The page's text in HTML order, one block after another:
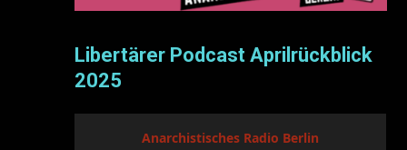
Libertärer Podcast Aprilrückblick
2025